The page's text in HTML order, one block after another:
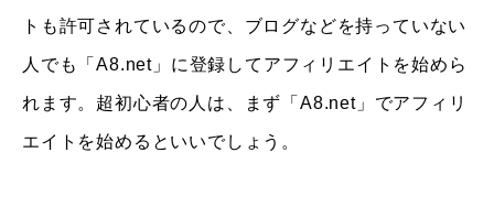
トも許可されているので、ブログなどを持っていない
人でも「A8.net」に登録してアフィリエイトを始めら
れます。超初心者の人は、まず「A8.net」でアフィリ
エイトを始めるといいでしょう。